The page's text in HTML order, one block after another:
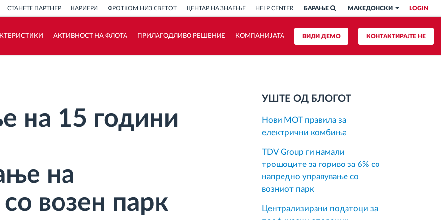
LOGIN
МАКЕДОНСКИ
БАРАЊЕ
СТАНЕТЕ ПАРТНЕР КАРИЕРИ ФРОТКОМ НИЗ СВЕТОТ ЦЕНТАР НА ЗНАЕЊЕ HELP CENTER
КОНТАКТИРАЈТЕ НЕ
ВИДИ ДЕМО
АКТИВНОСТ НА ФЛОТА ПРИЛАГОДЛИВО РЕШЕНИЕ КОМПАНИЈАТА
на 15 години
на
возен парк
УШТЕ ОД БЛОГОТ
Нови MOT правила за
електрични комбиња
TDV Group ги намали
трошоците за гориво за 6% со
напредно управување со
возниот парк
Централизирани податоци за